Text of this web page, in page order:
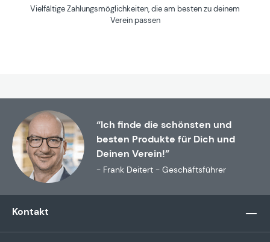
Vielfältige Zahlungsmöglichkeiten, die am besten zu deinem
Verein passen
“Ich finde die schönsten und
besten Produkte für Dich und
Deinen Verein!”
- Frank Deitert - Geschäftsführer
Kontakt